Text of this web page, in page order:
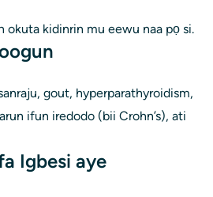
okuta kidinrin mu eewu naa pọ si.
gout, hyperparathyroidism,
ifun iredodo (bii Crohn’s), ati
Igbesi aye